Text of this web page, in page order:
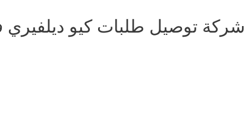
شركة توصيل طلبات كيو ديلفيري